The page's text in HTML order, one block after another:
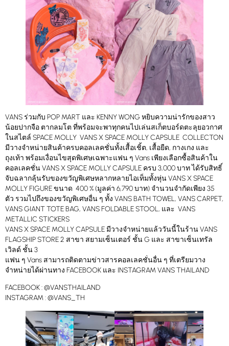
VANS ร่วมกับ POP MART และ KENNY WONG หยิบความน่ารักของสาว
น้อยปากจือ ตากลมโต ที่พร้อมจะพาทุกคนไปเล่นสเก็ตบอร์ดตะลุยอวกาศ
ในสไตล์ SPACE MOLLY VANS X SPACE MOLLY CAPSULE COLLECTON
มีวางจำหน่ายสินค้าครบคอลเลคชั่นทั้งเสื้อเชิ้ต, เสื้อยืด, กางเกง และ
ถุงเท้า พร้อมเงื่อนไขสุดพิเศษเฉพาะแฟน ๆ Vans เพียงเลือกซื้อสินค้าใน
คอลเลคชั่น VANS X SPACE MOLLY CAPSULE ครบ 3,000 บาท ได้รับสิทธิ์
จับฉลากลุ้นรับของขวัญพิเศษหลากหลายไอเท็มทั้งหุ่น VANS X SPACE
MOLLY FIGURE ขนาด 400 % (มูลค่า 6,790 บาท) จำนวนจำกัดเพียง 35
ตัว รวมไปถึงของขวัญพิเศษอื่น ๆ ทั้ง VANS BATH TOWEL, VANS CARPET,
VANS GIANT TOTE BAG, VANS FOLDABLE STOOL, และ VANS
METALLIC STICKERS
VANS X SPACE MOLLY CAPSULE มีวางจำหน่ายแล้ววันนี้ในร้าน VANS
FLAGSHIP STORE 2 สาขา สยามเซ็นเตอร์ ชั้น G และ สาขาเซ็นเทรัล
เวิลด์ ชั้น 3
แฟน ๆ Vans สามารถติดตามข่าวสารคอลเลคชั่นอื่น ๆ ที่เตรียมวาง
จำหน่ายได้ผ่านทาง FACEBOOK และ INSTAGRAM VANS THAILAND
FACEBOOK : @VANSTHAILAND
INSTAGRAM : @VANS_TH